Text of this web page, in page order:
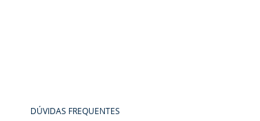
DÚVIDAS FREQUENTES